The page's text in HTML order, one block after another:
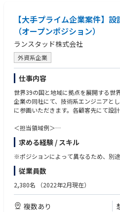
■その他魅力
◇大手企業との取引が多く、3つの事業
3つの異なる事業があり、多くの依頼
との取引も多く安定した経営を続けてい
高い技術力と実績から、日本のすべて
手企業の製造現場で同社の製品が使われ
また、同社は製造業でありながら、岡
ど、様々な分野にもチャレンジしていま
■高い技術力
配電盤事業部では配電盤・分電盤を設
ロボットシステム事業部では産業用ロ
設計製作しています。
同社ではお客様のご要望に応える一品
あります。
自動車部品事業部は、プレス部品製造
レス機を導入しています。
・後輩、若手設計者への指導経験
■求める人物像
・顧客仕様を正確に読み取り、図面に落
・営業、製造、品質、購買など関係部
・一品一様のオーダーメイド製品に前向
・現場に足を運び、製造性や品質を意
・納期、品質、コストのバランスを意
【大手プライム企業案件】
（オープンポジション）
ランスタッド株式会社
外資系企業
仕事内容
世界39の国と地域に拠点を展開する世
企業の同社にて、技術系エンジニアと
に参画いただきます。各顧客先にて設
＜担当領域例＞
・機械設計
・電気・電子回路設計
・組込み制御設計
・プラント設計
・その他技術系職種全般
※ご経験やスキル、ご希望勤務地を踏
求める経験 / スキル
※ポジションによって異なるため、別途
従業員数
2,380名 （2022年2月現在）
複数あり